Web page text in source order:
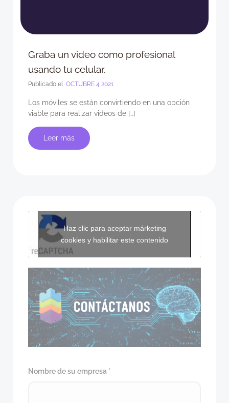
Graba un video como profesional
usando tu celular.
Publicado el OCTUBRE 4 2021
Los móviles se están convirtiendo en una opción
viable para realizar videos de […]
Leer más
Haz clic para aceptar márketing
cookies y habilitar este contenido
Nombre de su empresa *